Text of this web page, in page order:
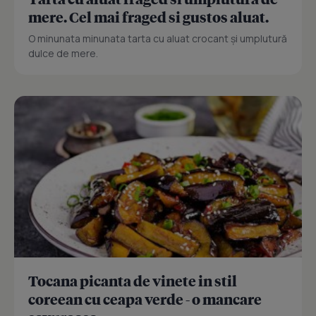
mere. Cel mai fraged si gustos aluat.
O minunata minunata tarta cu aluat crocant și umplutură
dulce de mere.
Tocana picanta de vinete in stil
coreean cu ceapa verde - o mancare